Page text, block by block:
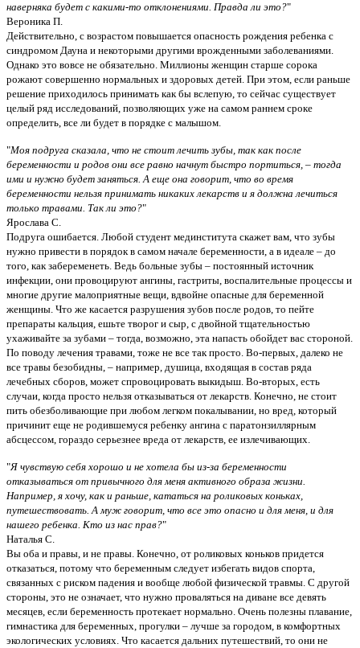
наверняка будет с какими-то отклонениями. Правда ли это?"
Вероника П.
Действительно, с возрастом повышается опасность рождения ребенка с
синдромом Дауна и некоторыми другими врожденными заболеваниями.
Однако это вовсе не обязательно. Миллионы женщин старше сорока
рожают совершенно нормальных и здоровых детей. При этом, если раньше
решение приходилось принимать как бы вслепую, то сейчас существует
целый ряд исследований, позволяющих уже на самом раннем сроке
определить, все ли будет в порядке с малышом.
"Моя подруга сказала, что не стоит лечить зубы, так как после
беременности и родов они все равно начнут быстро портиться, – тогда
ими и нужно будет заняться. А еще она говорит, что во время
беременности нельзя принимать никаких лекарств и я должна лечиться
только травами. Так ли это?"
Ярослава С.
Подруга ошибается. Любой студент мединститута скажет вам, что зубы
нужно привести в порядок в самом начале беременности, а в идеале – до
того, как забеременеть. Ведь больные зубы – постоянный источник
инфекции, они провоцируют ангины, гастриты, воспалительные процессы и
многие другие малоприятные вещи, вдвойне опасные для беременной
женщины. Что же касается разрушения зубов после родов, то пейте
препараты кальция, ешьте творог и сыр, с двойной тщательностью
ухаживайте за зубами – тогда, возможно, эта напасть обойдет вас стороной.
По поводу лечения травами, тоже не все так просто. Во-первых, далеко не
все травы безобидны, – например, душица, входящая в состав ряда
лечебных сборов, может спровоцировать выкидыш. Во-вторых, есть
случаи, когда просто нельзя отказываться от лекарств. Конечно, не стоит
пить обезболивающие при любом легком покалывании, но вред, который
причинит еще не родившемуся ребенку ангина с паратонзиллярным
абсцессом, гораздо серьезнее вреда от лекарств, ее излечивающих.
"Я чувствую себя хорошо и не хотела бы из-за беременности
отказываться от привычного для меня активного образа жизни.
Например, я хочу, как и раньше, кататься на роликовых коньках,
путешествовать. А муж говорит, что все это опасно и для меня, и для
нашего ребенка. Кто из нас прав?"
Наталья С.
Вы оба и правы, и не правы. Конечно, от роликовых коньков придется
отказаться, потому что беременным следует избегать видов спорта,
связанных с риском падения и вообще любой физической травмы. С другой
стороны, это не означает, что нужно проваляться на диване все девять
месяцев, если беременность протекает нормально. Очень полезны плавание,
гимнастика для беременных, прогулки – лучше за городом, в комфортных
экологических условиях. Что касается дальних путешествий, то они не